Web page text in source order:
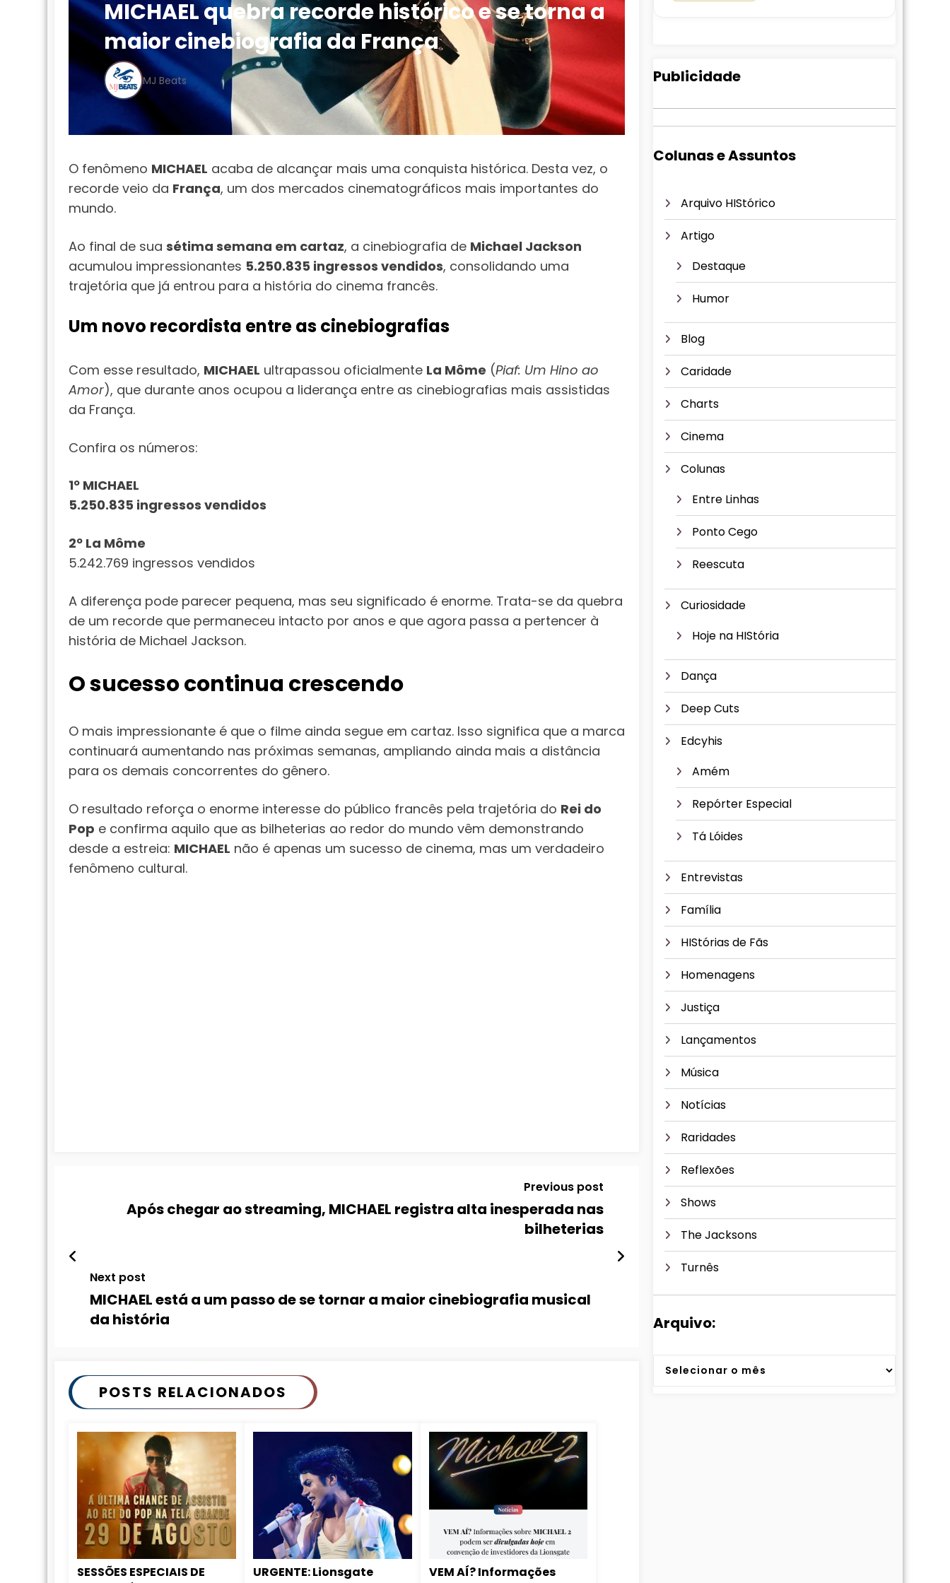
MICHAEL quebra recorde histórico e se torna a
maior cinebiografia da França
MJ Beats
O fenômeno MICHAEL acaba de alcançar mais uma conquista histórica. Desta vez, o
recorde veio da França, um dos mercados cinematográficos mais importantes do
mundo.
Ao final de sua sétima semana em cartaz, a cinebiografia de Michael Jackson
acumulou impressionantes 5.250.835 ingressos vendidos, consolidando uma
trajetória que já entrou para a história do cinema francês.
Um novo recordista entre as cinebiografias
Com esse resultado, MICHAEL ultrapassou oficialmente La Môme (Piaf: Um Hino ao
Amor), que durante anos ocupou a liderança entre as cinebiografias mais assistidas
da França.
Confira os números:
1º MICHAEL
5.250.835 ingressos vendidos
2º La Môme
5.242.769 ingressos vendidos
A diferença pode parecer pequena, mas seu significado é enorme. Trata-se da quebra
de um recorde que permaneceu intacto por anos e que agora passa a pertencer à
história de Michael Jackson.
O sucesso continua crescendo
O mais impressionante é que o filme ainda segue em cartaz. Isso significa que a marca
continuará aumentando nas próximas semanas, ampliando ainda mais a distância
para os demais concorrentes do gênero.
O resultado reforça o enorme interesse do público francês pela trajetória do Rei do
Pop e confirma aquilo que as bilheterias ao redor do mundo vêm demonstrando
desde a estreia: MICHAEL não é apenas um sucesso de cinema, mas um verdadeiro
fenômeno cultural.
Previous post
Após chegar ao streaming, MICHAEL registra alta inesperada nas
bilheterias
Next post
MICHAEL está a um passo de se tornar a maior cinebiografia musical
da história
POSTS RELACIONADOS
SESSÕES ESPECIAIS DE
URGENTE: Lionsgate
VEM AÍ? Informações
Publicidade
Colunas e Assuntos
Arquivo HIStórico
Artigo
Destaque
Humor
Blog
Caridade
Charts
Cinema
Colunas
Entre Linhas
Ponto Cego
Reescuta
Curiosidade
Hoje na HIStória
Dança
Deep Cuts
Edcyhis
Amém
Repórter Especial
Tá Lóides
Entrevistas
Família
HIStórias de Fãs
Homenagens
Justiça
Lançamentos
Música
Notícias
Raridades
Reflexões
Shows
The Jacksons
Turnês
Arquivo:
Arquivos